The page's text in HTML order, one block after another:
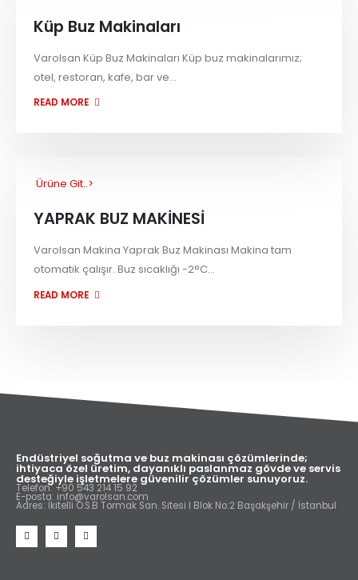
Küp Buz Makinaları
Varolsan Küp Buz Makinaları Küp buz makinalarımız;
otel, restoran, kafe, bar ve...
READ MORE
Ürüne Git..>
YAPRAK BUZ MAKİNESİ
Varolsan Makina Yaprak Buz Makinası Makina tam
otomatik çalışır. Buz sıcaklığı -2°C...
READ MORE
Endüstriyel soğutma ve buz makinası çözümlerinde;
ihtiyaca özel üretim, dayanıklı paslanmaz gövde ve servis
desteğiyle işletmelere güvenilir çözümler sunuyoruz.
Telefon: +90 543 214 15 92
E-posta: info@varolsan.com
Adres: İkitelli O.S.B Tormak San. Sitesi I Blok No:2 Başakşehir / İstanbul